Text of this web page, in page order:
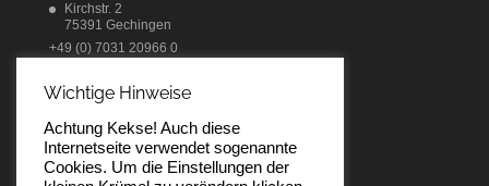
Kirchstr. 2
75391 Gechingen
+49 (0) 7031 20966 0
Wichtige Hinweise
Achtung Kekse! Auch diese
Internetseite verwendet sogenannte
Cookies. Um die Einstellungen der